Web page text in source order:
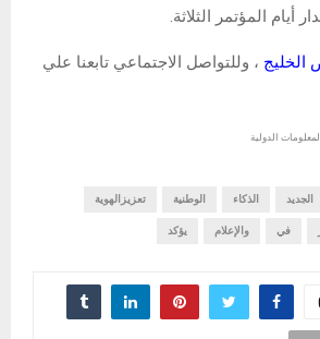
الخليج ، وللتواصل الاجتماعي تابعنا علي
الدولية
الجديد الذكاء الوطنية تعزيزالهوية
في والإعلام يؤكد